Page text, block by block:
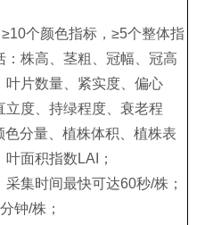
个颜色指标，≥5个整体指
：株高、茎粗、冠幅、冠高
叶片数量、紧实度、偏心
立度、持绿程度、衰老程
色分量、植株体积、植株表
面积指数LAI；
集时间最快可达60秒/株；
钟/株；